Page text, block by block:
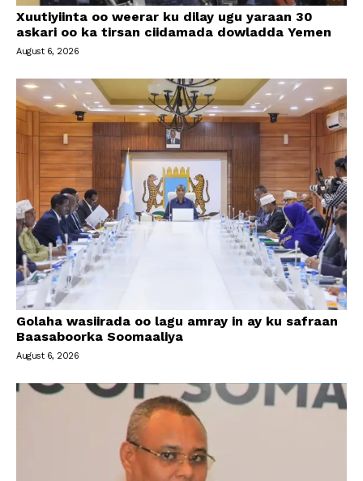
Xuutiyiinta oo weerar ku dilay ugu yaraan 30
askari oo ka tirsan ciidamada dowladda Yemen
August 6, 2026
Golaha wasiirada oo lagu amray in ay ku safraan
Baasaboorka Soomaaliya
August 6, 2026